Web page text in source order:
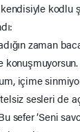
kendisiyle
zaman
içime
sesleri de
sefer ’Seni